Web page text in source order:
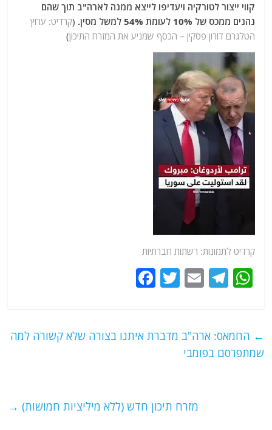
קווי ייצור לטורקיה ויעדיפו לייצא ממנה לארה"ב תוך שהם
נהנים ממכס של 10% לעומת 54% למשל מסין.
(קרדיט: ערוץ
הטלגרם דורון פסקין – הכסף שמניע את המזרח התיכון)
קרדיט לתמונות: רשתות חברתיות
W
s
A
T
g
ra
E
l
T
er
e
k
← החמאס: ארה"ב מדברת איתנו בצורה שלא קשורה למה
שמתפרסם בפומבי
מזרח תיכון חדש (ללא מיליציות חמושות) →